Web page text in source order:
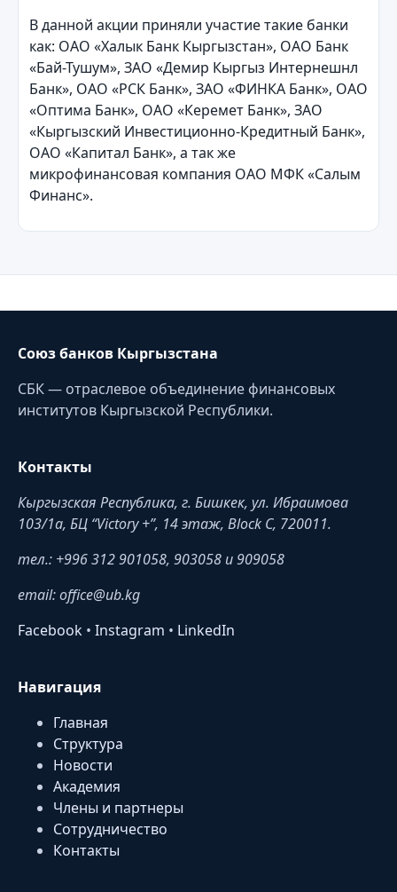
В данной акции приняли участие такие банки
как: ОАО «Халык Банк Кыргызстан», ОАО Банк
«Бай-Тушум», ЗАО «Демир Кыргыз Интернешнл
Банк», ОАО «РСК Банк», ЗАО «ФИНКА Банк», ОАО
«Оптима Банк», ОАО «Керемет Банк», ЗАО
«Кыргызский Инвестиционно-Кредитный Банк»,
ОАО «Капитал Банк», а так же
микрофинансовая компания ОАО МФК «Салым
Финанс».
Союз банков Кыргызстана
СБК — отраслевое объединение финансовых
институтов Кыргызской Республики.
Контакты
Кыргызская Республика, г. Бишкек, ул. Ибраимова
103/1a, БЦ “Victory +”, 14 этаж, Block C, 720011.
тел.: +996 312 901058, 903058 и 909058
email: office@ub.kg
Facebook • Instagram • LinkedIn
Навигация
Главная
Структура
Новости
Академия
Члены и партнеры
Сотрудничество
Контакты